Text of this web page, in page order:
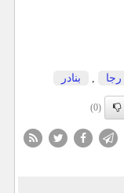
رجا بنادر
(0)